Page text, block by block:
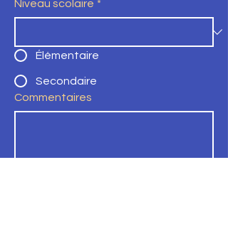
Niveau scolaire *
Élémentaire
Secondaire
Commentaires